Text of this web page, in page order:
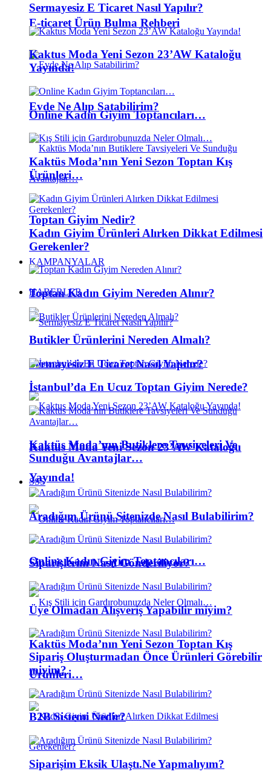
E-ticaret Ürün Bulma Rehberi
Evde Ne Alıp Satabilirim?
Toptan Giyim Nedir?
KAMPANYALAR
HABERLER
Sermayesiz E Ticaret Nasıl Yapılır?
Kaktus Moda Yeni Sezon 23’AW Kataloğu
Yayında!
Online Kadın Giyim Toptancıları…
Kaktüs Moda’nın Yeni Sezon Toptan Kış
Ürünleri…
Sermayesiz E Ticaret Nasıl Yapılır?
Kaktus Moda Yeni Sezon 23’AW Kataloğu
Yayında!
Online Kadın Giyim Toptancıları…
Kaktüs Moda’nın Yeni Sezon Toptan Kış
Ürünleri…
Kadın Giyim Ürünleri Alırken Dikkat Edilmesi
Gerekenler?
Toptan Kadın Giyim Nereden Alınır?
Butikler Ürünlerini Nereden Almalı?
İstanbul’da En Ucuz Toptan Giyim Nerede?
Kaktüs Moda’nın Butiklere Tavsiyeleri Ve
Sunduğu Avantajlar…
SSS
Aradığım Ürünü Sitenizde Nasıl Bulabilirim?
Siparişlerim Nasıl Gönderiliyor?
Üye Olmadan Alışveriş Yapabilir miyim?
Sipariş Oluşturmadan Önce Ürünleri Görebilir
miyim?
B2B Sistemi Nedir?
Siparişim Eksik Ulaştı.Ne Yapmalıyım?